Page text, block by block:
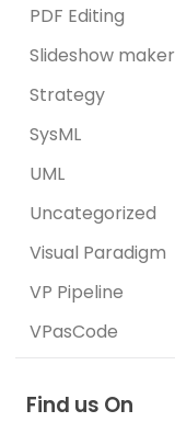
PDF Editing
Slideshow maker
Strategy
SysML
UML
Uncategorized
Visual Paradigm
VP Pipeline
VPasCode
Find us On